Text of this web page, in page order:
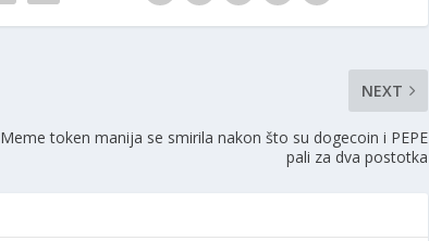
NEXT
Meme token manija se smirila nakon što su dogecoin i PEPE
pali za dva postotka